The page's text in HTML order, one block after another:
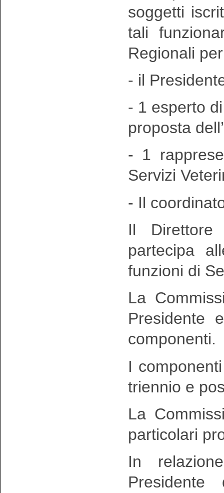
soggetti
tali
Regionali
- il
- 1 esperto
proposta
- 1
Servizi
- Il
Il Direttore
partecipa
funzioni di
La
Presidente
componenti.
I
triennio e
La
particolari
In